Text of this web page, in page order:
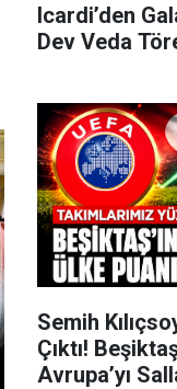
Icardi’den
Dev Veda
Semih
Çıktı!
Avrupa’yı